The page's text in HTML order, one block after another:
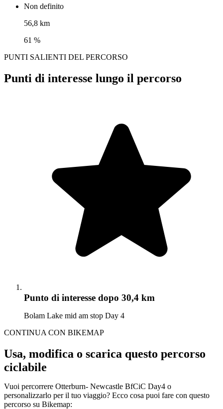
Non definito
56,8 km
61 %
PUNTI SALIENTI DEL PERCORSO
Punti di interesse lungo il percorso
Punto di interesse dopo 30,4 km
Bolam Lake mid am stop Day 4
CONTINUA CON BIKEMAP
Usa, modifica o scarica questo percorso
ciclabile
Vuoi percorrere Otterburn- Newcastle BfCiC Day4 o
personalizzarlo per il tuo viaggio? Ecco cosa puoi fare con questo
percorso su Bikemap: